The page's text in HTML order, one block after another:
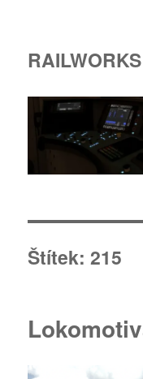
Štítek:215